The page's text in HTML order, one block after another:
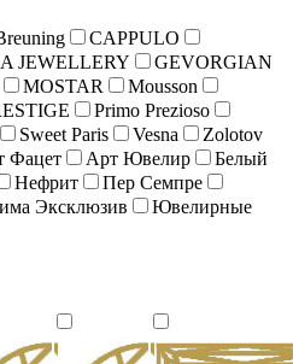
CAPPULO
JEWELLERY
GEVORGIAN
MOSTAR
Mousson
Primo Prezioso
Sweet Paris Vesna
Zolotov
Фацет Арт Ювелир
Белый
Нефрит
Пер Семпре
Эксклюзив
Ювелирные